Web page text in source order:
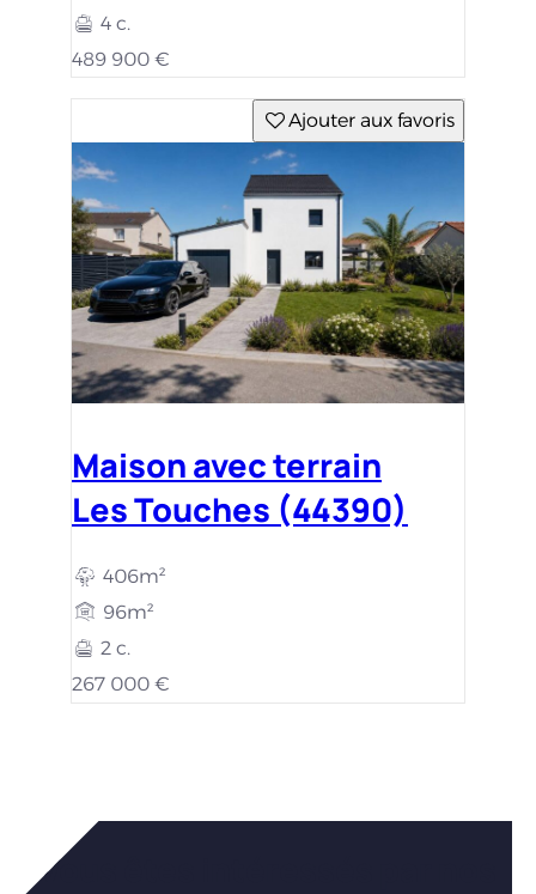
4 c.
489 900 €
Ajouter aux favoris
Maison avec terrain
Les Touches (44390)
406m²
96m²
2 c.
267 000 €
Vous êtes intéressés par nos